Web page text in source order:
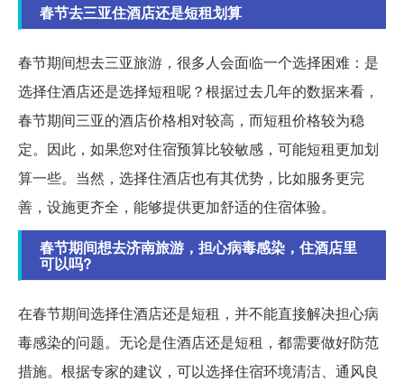
春节去三亚住酒店还是短租划算
春节期间想去三亚旅游，很多人会面临一个选择困难：是
选择住酒店还是选择短租呢？根据过去几年的数据来看，
春节期间三亚的酒店价格相对较高，而短租价格较为稳
定。因此，如果您对住宿预算比较敏感，可能短租更加划
算一些。当然，选择住酒店也有其优势，比如服务更完
善，设施更齐全，能够提供更加舒适的住宿体验。
春节期间想去济南旅游，担心病毒感染，住酒店里
可以吗?
在春节期间选择住酒店还是短租，并不能直接解决担心病
毒感染的问题。无论是住酒店还是短租，都需要做好防范
措施。根据专家的建议，可以选择住宿环境清洁、通风良